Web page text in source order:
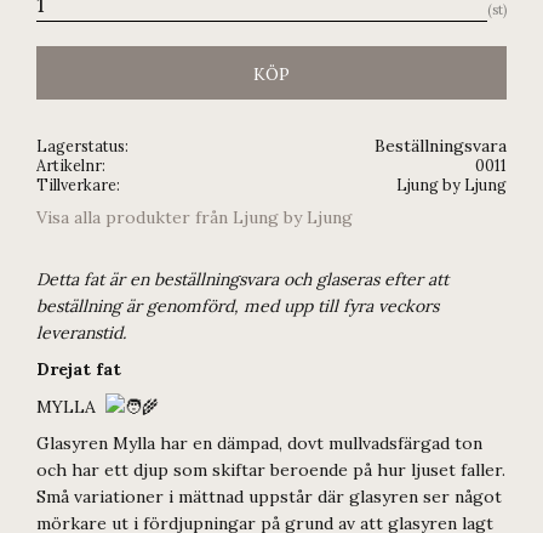
st
KÖP
Lagerstatus Beställningsvara
Artikelnr
0011
Tillverkare
Ljung by Ljung
Visa alla produkter från Ljung by Ljung
Detta fat är en beställningsvara och glaseras efter att
beställning är genomförd, med upp till fyra veckors
leveranstid.
Drejat fat
MYLLA
Glasyren Mylla har en dämpad, dovt mullvadsfärgad ton
och har ett djup som skiftar beroende på hur ljuset faller.
Små variationer i mättnad uppstår där glasyren ser något
mörkare ut i fördjupningar på grund av att glasyren lagt